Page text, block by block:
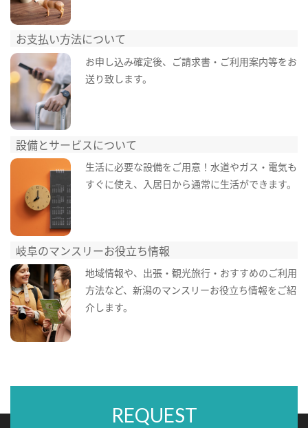
お支払い方法について
お申し込み確定後、ご請求書・ご利用案内等をお
送り致します。
設備とサービスについて
生活に必要な設備をご用意！水道やガス・電気も
すぐに使え、入居日から通常に生活ができます。
岐阜のマンスリーお役立ち情報
地域情報や、出張・観光旅行・おすすめのご利用
方法など、新潟のマンスリーお役立ち情報をご紹
介します。
REQUEST